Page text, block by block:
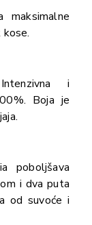
i
Boja je
poboljšava
i dva puta
od suvoće i